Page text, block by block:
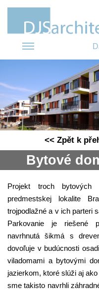
<< Zpět k
Bytové
Projekt troch
predmestskej lokalite
trojpodlažné a v ich parteri
Parkovanie je riešené
navrhnutá šikmá s
dovoľuje v budúcnosti
viladomami a bytovými
jazierkom, ktoré slúži aj
sme takisto navrhli